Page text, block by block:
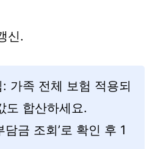
신.
가족 전체 보험 적용되
도 합산하세요.
담금 조회’로 확인 후 1